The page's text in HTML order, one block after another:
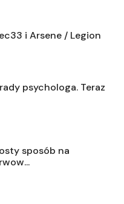
i Arsene / Legion
psychologa. Teraz
sposób na